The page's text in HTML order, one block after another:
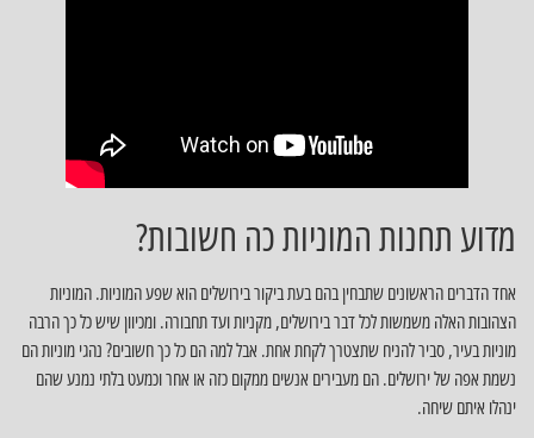
מדוע תחנות המוניות כה חשובות?
אחד הדברים הראשונים שתבחין בהם בעת ביקור בירושלים הוא שפע המוניות. המוניות
הצהובות האלה משמשות לכל דבר בירושלים, מקניות ועד תחבורה. ומכיוון שיש כל כך הרבה
מוניות בעיר, סביר להניח שתצטרך לקחת אחת. אבל למה הם כל כך חשובים? נהגי מוניות הם
נשמת אפה של ירושלים. הם מעבירים אנשים ממקום כזה או אחר וכמעט בלתי נמנע שהם
ינהלו איתם שיחה.